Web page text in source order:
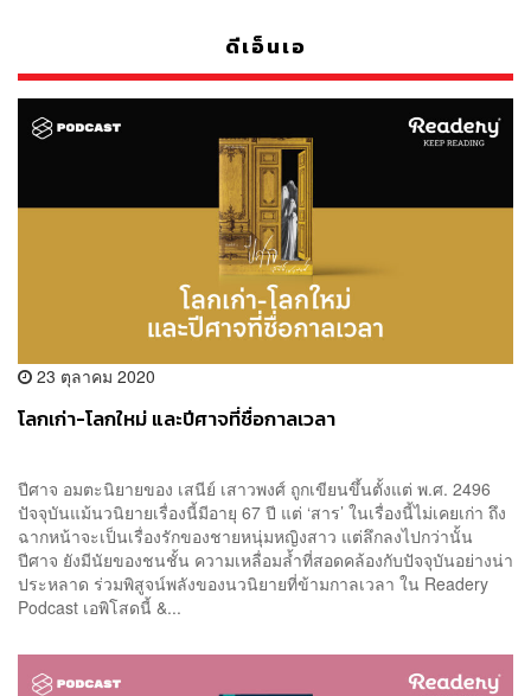
ดีเอ็นเอ
23 ตุลาคม 2020
โลกเก่า-โลกใหม่ และปีศาจที่ชื่อกาลเวลา
ปีศาจ อมตะนิยายของ เสนีย์ เสาวพงศ์ ถูกเขียนขึ้นตั้งแต่ พ.ศ. 2496
ปัจจุบันแม้นวนิยายเรื่องนี้มีอายุ 67 ปี แต่ ‘สาร’ ในเรื่องนี้ไม่เคยเก่า ถึง
ฉากหน้าจะเป็นเรื่องรักของชายหนุ่มหญิงสาว แต่ลึกลงไปกว่านั้น
ปีศาจ ยังมีนัยของชนชั้น ความเหลื่อมล้ำที่สอดคล้องกับปัจจุบันอย่างน่า
ประหลาด ร่วมพิสูจน์พลังของนวนิยายที่ข้ามกาลเวลา ใน Readery
Podcast เอพิโสดนี้ &...